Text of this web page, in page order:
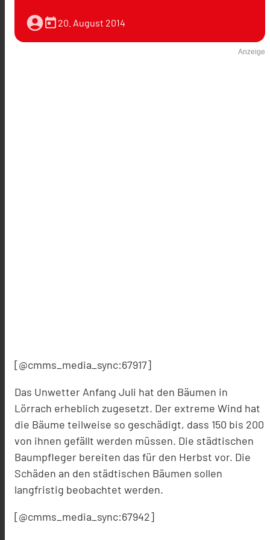
account_circle today 20. August 2014
Anzeige
[@cmms_media_sync:67917]
Das Unwetter Anfang Juli hat den Bäumen in
Lörrach erheblich zugesetzt. Der extreme Wind hat
die Bäume teilweise so geschädigt, dass 150 bis 200
von ihnen gefällt werden müssen. Die städtischen
Baumpfleger bereiten das für den Herbst vor. Die
Schäden an den städtischen Bäumen sollen
langfristig beobachtet werden.
[@cmms_media_sync:67942]